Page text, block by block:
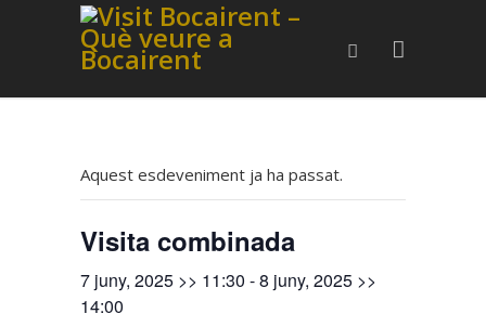
Aquest esdeveniment ja ha passat.
Visita combinada
7 juny, 2025 >> 11:30 -8 juny, 2025 >>
14:00